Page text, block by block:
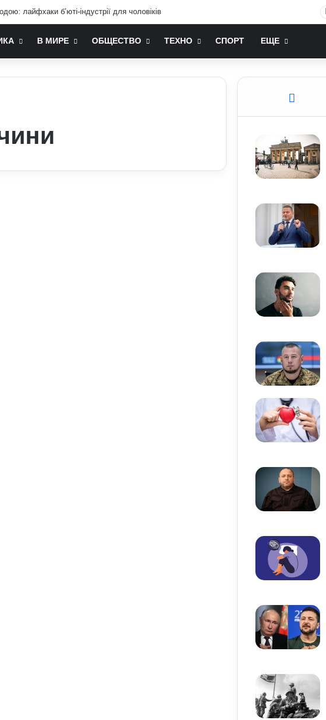
лайфхаки б’юті-індустрії для чоловіків
В МИРЕ ОБЩЕСТВО ТЕХНО СПОРТ ЕЩЕ